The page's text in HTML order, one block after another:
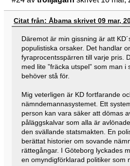
Citat från: Åbama skrivet 09 mar,
Däremot är min gissning är att
populistiska orsaker. Det handlar
fyraprocentsspärren till varje pris.
med lite ”fräcka utspel” som man i
behöver stå för.
Mig veterligen är KD fortfarande
nämndemannasystemet. Ett
person kan vara säker att dömas
påläggskalvar som alla är
den svällande statsmakten. En
berättat historier om sovande
rättegångar. I Göteborg lyckades
en omyndigförklarad politiker som